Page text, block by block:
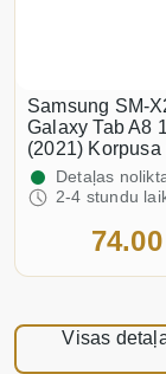
Samsung SM-
Galaxy Tab A8
(2021) Korpusa
Detaļas
2-4 stundu
Visas